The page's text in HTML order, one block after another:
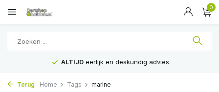
0
ALTIJD eerlijk en deskundig advies
Terug Home Tags marine